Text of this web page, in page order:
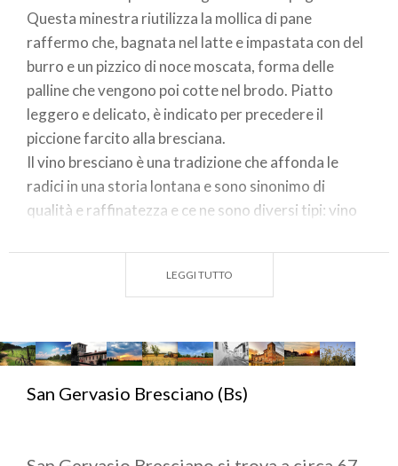
Questa minestra riutilizza la mollica di pane
raffermo che, bagnata nel latte e impastata con del
burro e un pizzico di noce moscata, forma delle
palline che vengono poi cotte nel brodo. Piatto
leggero e delicato, è indicato per precedere il
piccione farcito alla bresciana.
Il vino bresciano è una tradizione che affonda le
radici in una storia lontana e sono sinonimo di
qualità e raffinatezza e ce ne sono diversi tipi: vino
occasioni. Uno dei vini tipici della pianura bresciana è
Capriano del Colle o Trebbiano doc.
PH IG: @ALEXGLEBCHUK
LEGGI TUTTO
San Gervasio Bresciano (Bs)